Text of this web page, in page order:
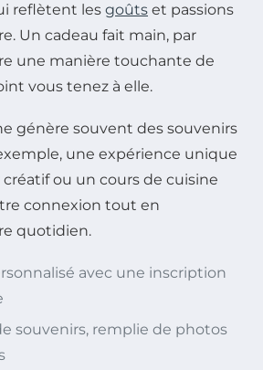
reflètent les goûts et passions
Un cadeau fait main, par
une manière touchante de
vous tenez à elle.
génère souvent des souvenirs
une expérience unique
ou un cours de cuisine
connexion tout en
quotidien.
avec une inscription
souvenirs, remplie de photos